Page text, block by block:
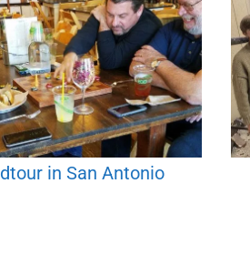
in San Antonio